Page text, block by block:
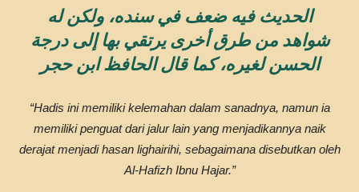
الحديث فيه ضعف في سنده، ولكن له
شواهد من طرق أخرى يرتقي بها إلى درجة
الحسن لغيره، كما قال الحافظ ابن حجر
“Hadis ini memiliki kelemahan dalam sanadnya, namun ia
memiliki penguat dari jalur lain yang menjadikannya naik
derajat menjadi hasan lighairihi, sebagaimana disebutkan oleh
Al-Hafizh Ibnu Hajar.”